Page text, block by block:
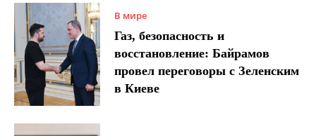
В мире
Газ, безопасность и
восстановление: Байрамов
провел переговоры с Зеленским
в Киеве